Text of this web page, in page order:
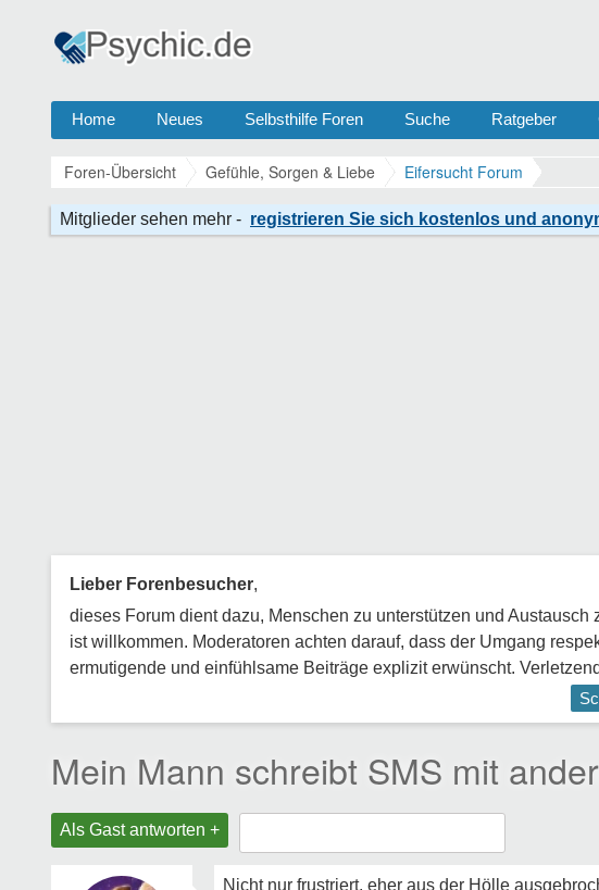
Home Neues Selbsthilfe Foren Suche Ratgeber
Foren-Übersicht Gefühle, Sorgen & Liebe Eifersucht Forum
Lieber Forenbesucher,
dieses Forum dient dazu, Menschen zu unterstützen und
ist willkommen. Moderatoren achten darauf, dass der Umgang
ermutigende und einfühlsame Beiträge explizit erwünscht.
Mein Mann schreibt SMS mit
Als Gast antworten +
Nicht nur frustriert, eher aus der Hölle